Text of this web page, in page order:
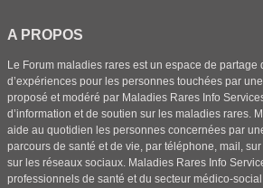
A PROPOS
Le Forum maladies rares est un espace de partage
d’expériences pour les personnes touchées par
proposé et modéré par Maladies Rares Info
d’information et de soutien sur les maladies rares.
aide au quotidien les personnes concernées par
parcours de santé et de vie, par téléphone, mail,
sur les réseaux sociaux. Maladies Rares Info
professionnels de santé et du secteur médico-